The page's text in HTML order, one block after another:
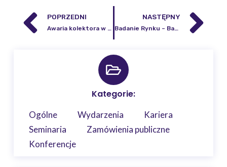
POPRZEDNI
Awaria kolektora w oczyszczalni ścieków „Czajka”
NASTĘPNY
Badanie Rynku – Badanie sprawozdania finansowego za lata 2019 i 2020
Kategorie:
Ogólne Wydarzenia
Kariera
Seminaria
Zamówienia publiczne
Konferencje